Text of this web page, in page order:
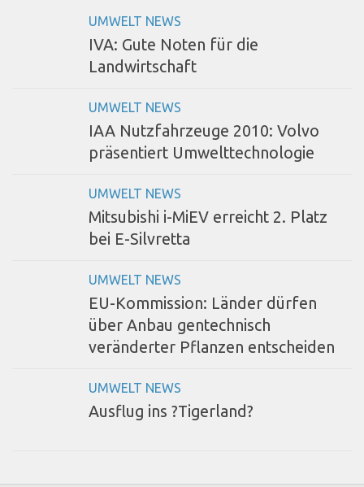
UMWELT NEWS
IVA: Gute Noten für die
Landwirtschaft
UMWELT NEWS
IAA Nutzfahrzeuge 2010: Volvo
präsentiert Umwelttechnologie
UMWELT NEWS
Mitsubishi i-MiEV erreicht 2. Platz
bei E-Silvretta
UMWELT NEWS
EU-Kommission: Länder dürfen
über Anbau gentechnisch
veränderter Pflanzen entscheiden
UMWELT NEWS
Ausflug ins ?Tigerland?